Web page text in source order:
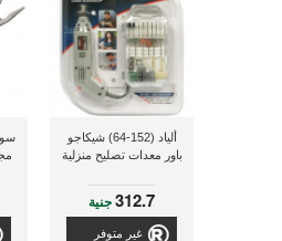
ألياد (152-64) شيكاجو
باور معدات تصليح منزلية
312.7جنية
غير متوفر